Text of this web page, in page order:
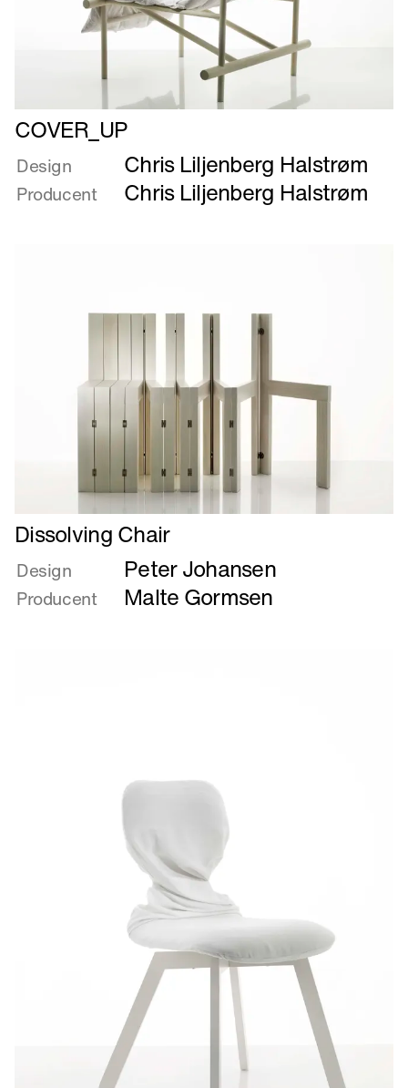
Læs
mere
om
COVER_UP
COVER_UP
Design Chris Liljenberg Halstrøm
Producent Chris Liljenberg Halstrøm
Læs
mere
om
Dissolving
Chair
Dissolving Chair
Design Peter Johansen
Producent Malte Gormsen